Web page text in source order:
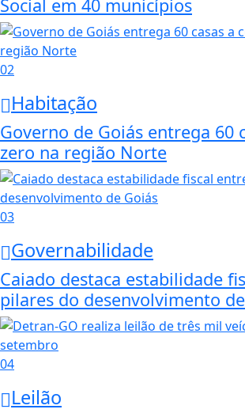
Social em 40 municípios
02
Habitação
Governo de Goiás entrega 60
zero na região Norte
03
Governabilidade
Caiado destaca estabilidade
pilares do desenvolvimento
04
Leilão